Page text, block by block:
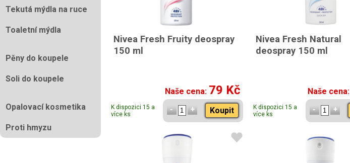
Tekutá mýdla na ruce
Toaletní mýdla
Pěny do koupele
Soli do koupele
Opalovací kosmetika
Proti hmyzu
Nivea Fresh Fruity deospray
150 ml
Naše cena: 79 Kč
K dispozici 15 a
více ks
Koupit
Nivea Fresh Natural
deospray 150 ml
Naše cena:
K dispozici 15 a
více ks